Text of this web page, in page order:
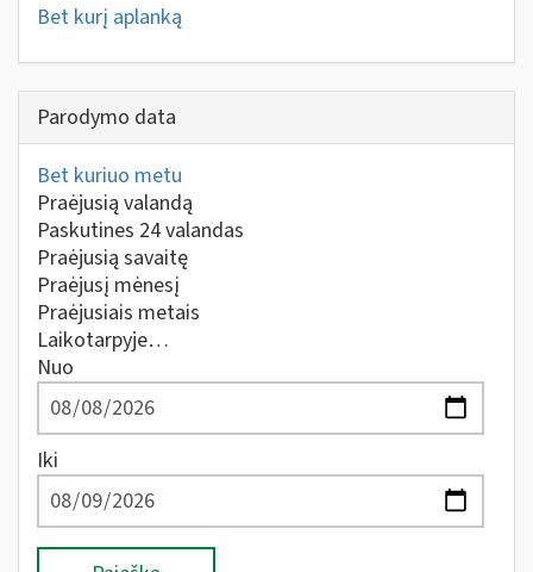
Bet kurį aplanką
Parodymo data
Bet kuriuo metu
Praėjusią valandą
Paskutines 24 valandas
Praėjusią savaitę
Praėjusį mėnesį
Praėjusiais metais
Laikotarpyje…
Nuo
Iki